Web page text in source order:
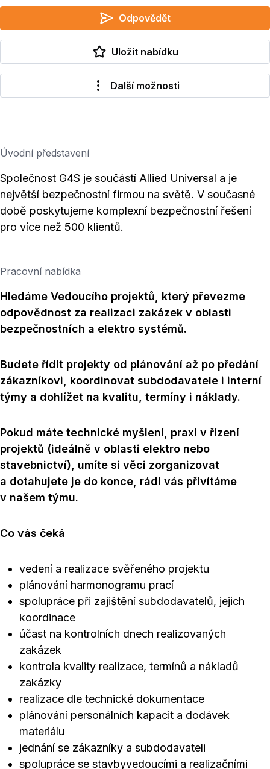
Odpovědět
Uložit nabídku
Další možnosti
Úvodní představení
Společnost G4S je součástí Allied Universal a je
největší bezpečnostní firmou na světě. V současné
době poskytujeme komplexní bezpečnostní řešení
pro více než 500 klientů.
Pracovní nabídka
Hledáme Vedoucího projektů, který převezme
odpovědnost za realizaci zakázek v oblasti
bezpečnostních a elektro systémů.
Budete řídit projekty od plánování až po předání
zákazníkovi, koordinovat subdodavatele i interní
týmy a dohlížet na kvalitu, termíny i náklady.
Pokud máte technické myšlení, praxi v řízení
projektů (ideálně v oblasti elektro nebo
stavebnictví), umíte si věci zorganizovat
a dotahujete je do konce, rádi vás přivítáme
v našem týmu.
Co vás čeká
vedení a realizace svěřeného projektu
plánování harmonogramu prací
spolupráce při zajištění subdodavatelů, jejich
koordinace
účast na kontrolních dnech realizovaných
zakázek
kontrola kvality realizace, termínů a nákladů
zakázky
realizace dle technické dokumentace
plánování personálních kapacit a dodávek
materiálu
jednání se zákazníky a subdodavateli
spolupráce se stavbyvedoucími a realizačními